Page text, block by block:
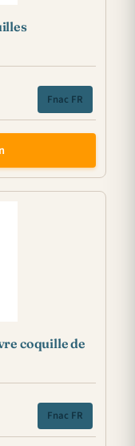
Fnac FR
coquille de
Fnac FR